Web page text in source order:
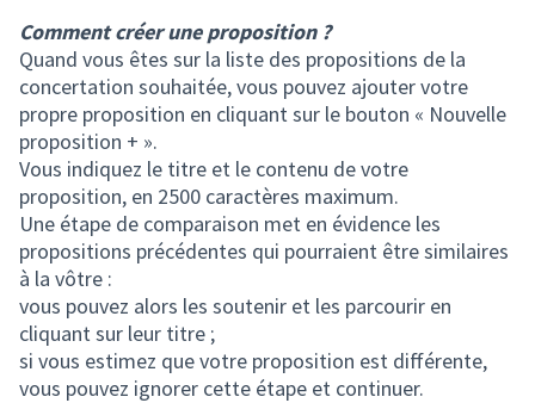
Comment créer une proposition ?
Quand vous êtes sur la liste des propositions de la
concertation souhaitée, vous pouvez ajouter votre
propre proposition en cliquant sur le bouton « Nouvelle
proposition + ».
Vous indiquez le titre et le contenu de votre
proposition, en 2500 caractères maximum.
Une étape de comparaison met en évidence les
propositions précédentes qui pourraient être similaires
à la vôtre :
vous pouvez alors les soutenir et les parcourir en
cliquant sur leur titre ;
si vous estimez que votre proposition est différente,
vous pouvez ignorer cette étape et continuer.